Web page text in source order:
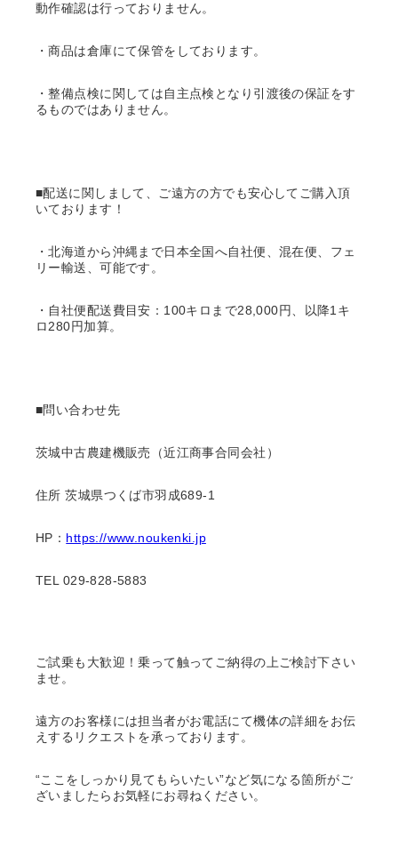
動作確認は行っておりません。
・商品は倉庫にて保管をしております。
・整備点検に関しては自主点検となり引渡後の保証をす
るものではありません。
■配送に関しまして、ご遠方の方でも安心してご購入頂
いております！
・北海道から沖縄まで日本全国へ自社便、混在便、フェ
リー輸送、可能です。
・自社便配送費目安：100キロまで28,000円、以降1キ
ロ280円加算。
■問い合わせ先
茨城中古農建機販売（近江商事合同会社）
住所 茨城県つくば市羽成689-1
HP： https://www.noukenki.jp
TEL 029-828-5883
ご試乗も大歓迎！乗って触ってご納得の上ご検討下さい
ませ。
遠方のお客様には担当者がお電話にて機体の詳細をお伝
えするリクエストを承っております。
“ここをしっかり見てもらいたい”など気になる箇所がご
ざいましたらお気軽にお尋ねください。